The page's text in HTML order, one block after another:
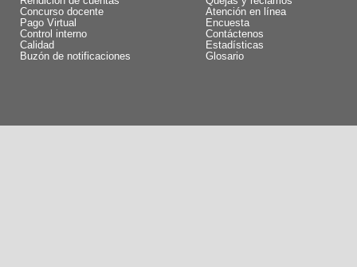
Concurso docente
Pago Virtual
Control interno
Calidad
Buzón de notificaciones
Atención en línea
Encuesta
Contáctenos
Estadísticas
Glosario